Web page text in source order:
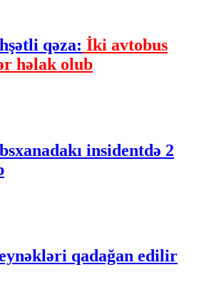
qəza: İki avtobus
həlak olub
insidentdə 2
eynəkləri qadağan edilir